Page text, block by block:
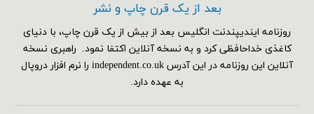
بعد از یک قرن چاپ و نشر
روزنامه ایندیپندنت انگلیس بعد از بیش از یک قرن چاپ، با دنیای
کاغذی خداحافظی کرد و به نسخه آنلاین اکتفا نمود. راهبری نسخه
آنلاین این روزنامه در این آدرس independent.co.uk را نرم افزار دروپال
به عهده دارد.